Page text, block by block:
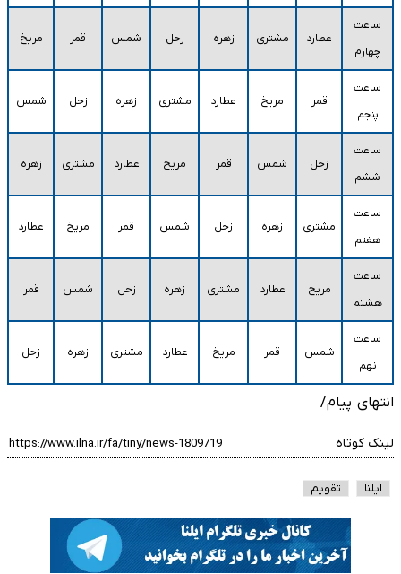
ساعت
چهارم
عطارد مشتری زهره زحل شمس قمر مریخ
ساعت
پنجم
قمر مریخ عطارد مشتری زهره زحل شمس
ساعت
ششم
زحل شمس قمر مریخ عطارد مشتری زهره
ساعت
هفتم
مشتری زهره زحل شمس قمر مریخ عطارد
ساعت
هشتم
مریخ عطارد مشتری زهره زحل شمس قمر
ساعت
نهم
شمس قمر مریخ عطارد مشتری زهره زحل
انتهای پیام/
لینک کوتاه
ایلنا تقویم